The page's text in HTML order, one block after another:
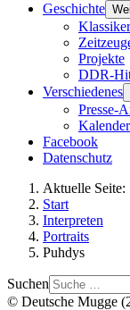
Geschichte
Klassiker
Projekte
DDR-
Verschiedenes
Presse-
Kalender
Facebook
Datenschutz
Aktuelle Seite:
Start
Interpreten
Portraits
Puhdys
Suchen
© Deutsche Mugge